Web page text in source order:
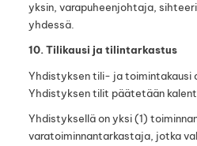
yksin, varapuheenjohtaja,
yhdessä.
10. Tilikausi ja tilintarkastus
Yhdistyksen tili- ja toimintakausi
Yhdistyksen tilit päätetään
Yhdistyksellä on yksi (1)
varatoiminnantarkastaja, jotka